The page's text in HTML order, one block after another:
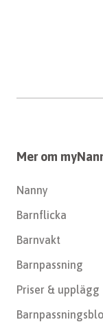
Mer om
Nanny
Barnflicka
Barnvakt
Barnpassning
Priser & upplägg